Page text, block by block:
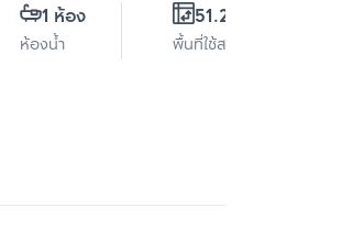
1 ห้อง
ห้องน้ำ
51.28 ตร.ม.
พื้นที่ใช้สอย